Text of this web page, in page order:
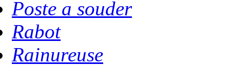
Poste a souder
Rabot
Rainureuse